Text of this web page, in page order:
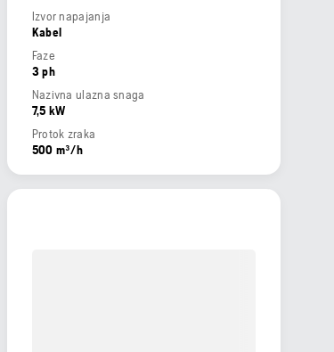
Izvor napajanja
Kabel
Faze
3 ph
Nazivna ulazna snaga
7,5 kW
Protok zraka
500 m³/h